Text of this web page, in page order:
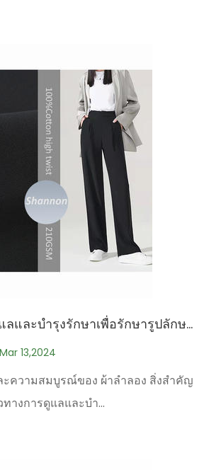
คำแนะนำในการดูแลและบำรุงรักษาเพื่อรักษารูปลักษณ์และความสมบูรณ์ของผ้าลำลองมีอะไรบ้าง
Mar 13,2024
ความสมบูรณ์ของ ผ้าลำลอง สิ่งสำคัญ
างการดูแลและบำ...